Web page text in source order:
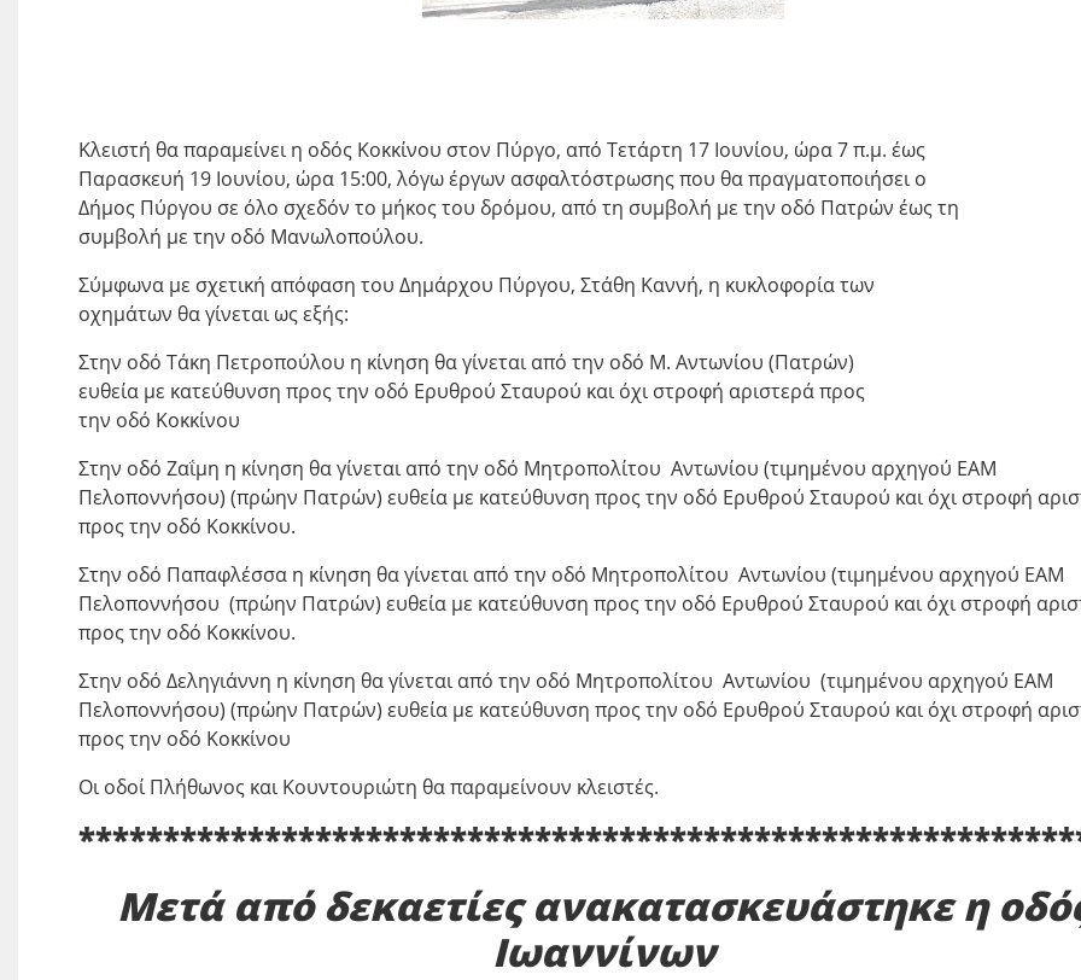
Κλειστή θα παραμείνει η οδός Κοκκίνου στον Πύργο, από Τετάρτη 17 Ιουνίου, ώρα 7 π.μ. έως
Παρασκευή 19 Ιουνίου, ώρα 15:00, λόγω έργων ασφαλτόστρωσης που θα πραγματοποιήσει ο
Δήμος Πύργου σε όλο σχεδόν το μήκος του δρόμου, από τη συμβολή με την οδό Πατρών έως τη
συμβολή με την οδό Μανωλοπούλου.
Σύμφωνα με σχετική απόφαση του Δημάρχου Πύργου, Στάθη Καννή, η κυκλοφορία των
οχημάτων θα γίνεται ως εξής:
Στην οδό Τάκη Πετροπούλου η κίνηση θα γίνεται από την οδό Μ. Αντωνίου (Πατρών)
ευθεία με κατεύθυνση προς την οδό Ερυθρού Σταυρού και όχι στροφή αριστερά προς
την οδό Κοκκίνου
Στην οδό Ζαΐμη η κίνηση θα γίνεται από την οδό Μητροπολίτου Αντωνίου (τιμημένου αρχηγού ΕΑΜ
Πελοποννήσου) (πρώην Πατρών) ευθεία με κατεύθυνση προς την οδό Ερυθρού Σταυρού και όχι στροφή
προς την οδό Κοκκίνου.
Στην οδό Παπαφλέσσα η κίνηση θα γίνεται από την οδό Μητροπολίτου Αντωνίου (τιμημένου αρχηγού ΕΑΜ
Πελοποννήσου (πρώην Πατρών) ευθεία με κατεύθυνση προς την οδό Ερυθρού Σταυρού και όχι στροφή
προς την οδό Κοκκίνου.
Στην οδό Δεληγιάννη η κίνηση θα γίνεται από την οδό Μητροπολίτου Αντωνίου (τιμημένου αρχηγού ΕΑΜ
Πελοποννήσου) (πρώην Πατρών) ευθεία με κατεύθυνση προς την οδό Ερυθρού Σταυρού και όχι στροφή
προς την οδό Κοκκίνου
Οι οδοί Πλήθωνος και Κουντουριώτη θα παραμείνουν κλειστές.
Μετά από δεκαετίες ανακατασκευάστηκε η
Ιωαννίνων